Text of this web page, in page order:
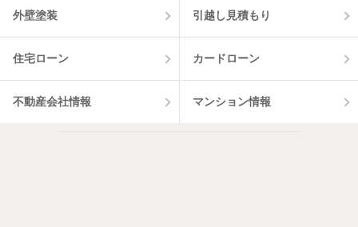
外壁塗装 引越し見積もり
住宅ローン カードローン
不動産会社情報 マンション情報